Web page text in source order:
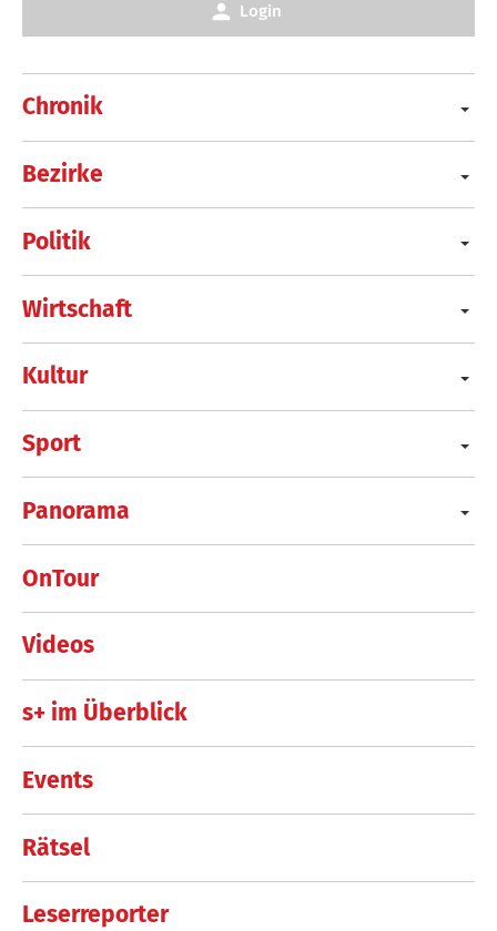
Chronik
Bezirke
Politik
Wirtschaft
Kultur
Sport
Panorama
OnTour
Videos
s+ im Überblick
Events
Rätsel
Leserreporter
Login